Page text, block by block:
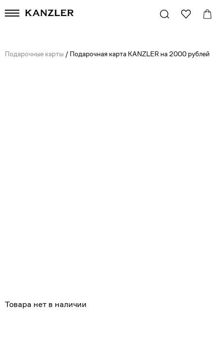
Подарочные карты / Подарочная карта KANZLER на 2000 рублей
Товара нет в наличии